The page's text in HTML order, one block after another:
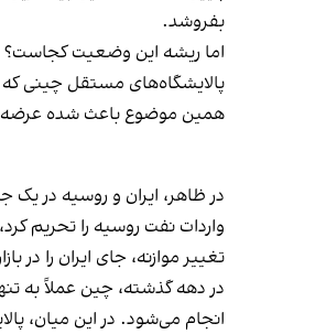
بفروشد.
اما ریشه این وضعیت کجاست؟
پالایشگاه‌های مستقل چینی
همین موضوع باعث شده عرضه
در ظاهر، ایران و روسیه در یک
واردات نفت روسیه را تحریم
تغییر موازنه، جای ایران را در
در دهه‌ گذشته، چین عملاً به
انجام می‌شود. در این میان،